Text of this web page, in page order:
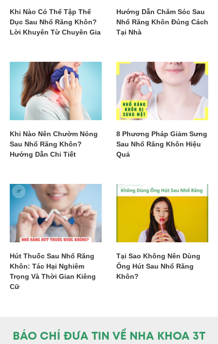
Khi Nào Có Thể Tập Thể
Dục Sau Nhổ Răng Khôn?
Lời Khuyên Từ Chuyên Gia
Hướng Dẫn Chăm Sóc Sau
Nhổ Răng Khôn Đúng Cách
Tại Nhà
Khi Nào Nên Chườm Nóng
Sau Nhổ Răng Khôn?
Hướng Dẫn Chi Tiết
8 Phương Pháp Giảm Sưng
Sau Nhổ Răng Khôn Hiệu
Quả
Hút Thuốc Sau Nhổ Răng
Khôn: Tác Hại Nghiêm
Trọng Và Thời Gian Kiêng
Cữ
Tại Sao Không Nên Dùng
Ống Hút Sau Nhổ Răng
Khôn?
BÁO CHÍ ĐƯA TIN VỀ NHA KHOA 3T